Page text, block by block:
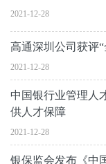
2021-12-28
高通深圳公司获评
2021-12-28
中国银行业管理人
供人才保障
2021-12-28
银保监会发布《中